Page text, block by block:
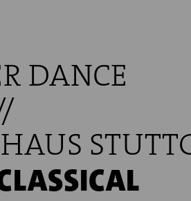
DANCE